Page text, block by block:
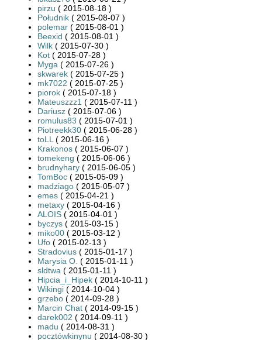
pirzu ( 2015-08-18 )
Południk ( 2015-08-07 )
polemar ( 2015-08-01 )
Beexid ( 2015-08-01 )
Wilk ( 2015-07-30 )
Kot ( 2015-07-28 )
Myga ( 2015-07-26 )
skwarek ( 2015-07-25 )
mk7022 ( 2015-07-25 )
piorok ( 2015-07-18 )
Mateuszzz1 ( 2015-07-11 )
Dariusz ( 2015-07-06 )
romulus83 ( 2015-07-01 )
Piotreekk30 ( 2015-06-28 )
toLL ( 2015-06-16 )
Krakonos ( 2015-06-07 )
tomekeng ( 2015-06-06 )
brudnyhary ( 2015-06-05 )
TomBoc ( 2015-05-09 )
madziago ( 2015-05-07 )
emes ( 2015-04-21 )
metaxy ( 2015-04-16 )
ALOIS ( 2015-04-01 )
byczys ( 2015-03-15 )
miko00 ( 2015-03-12 )
Ufo ( 2015-02-13 )
Stradovius ( 2015-01-17 )
Marysia O. ( 2015-01-11 )
sldtwa ( 2015-01-11 )
Hipcia_i_Hipek ( 2014-10-11 )
Wikingi ( 2014-10-04 )
grzebo ( 2014-09-28 )
Marcin Chat ( 2014-09-15 )
darek002 ( 2014-09-11 )
madu ( 2014-08-31 )
pocztówkinynu ( 2014-08-30 )